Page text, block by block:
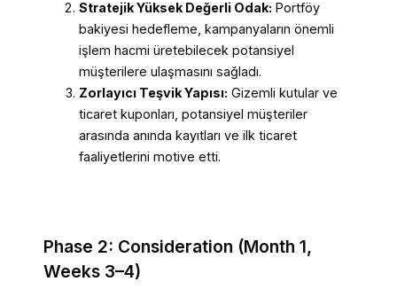
Stratejik Yüksek Değerli Odak: Portföy
bakiyesi hedefleme, kampanyaların önemli
işlem hacmi üretebilecek potansiyel
müşterilere ulaşmasını sağladı.
Zorlayıcı Teşvik Yapısı: Gizemli kutular ve
ticaret kuponları, potansiyel müşteriler
arasında anında kayıtları ve ilk ticaret
faaliyetlerini motive etti.
Phase 2: Consideration (Month 1,
Weeks 3–4)